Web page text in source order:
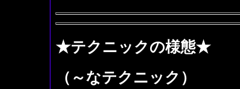
★テクニックの様態★
（～なテクニック）